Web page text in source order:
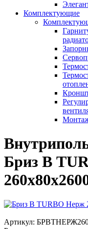
Комплектующие
Бриз В
Артикул: